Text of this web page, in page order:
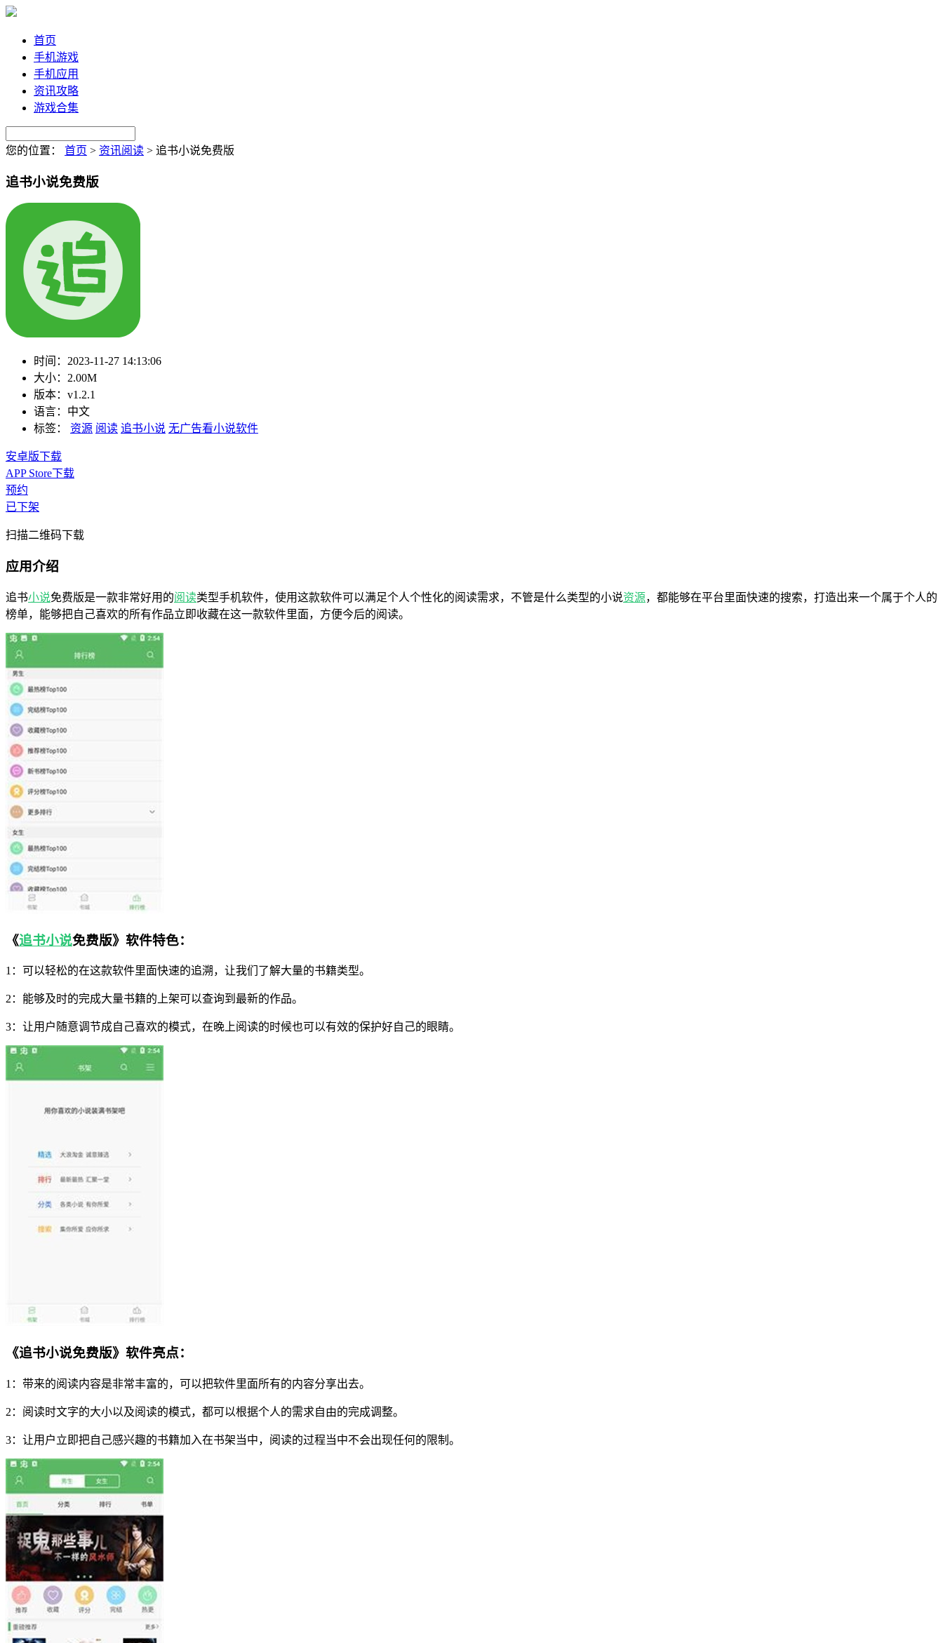
首页
手机游戏
手机应用
资讯攻略
游戏合集
您的位置： 首页 > 资讯阅读 > 追书小说免费版
追书小说免费版
时间： 2023-11-27 14:13:06
大小： 2.00M
版本： v1.2.1
语言： 中文
标签：
资源 阅读 追书小说 无广告看小说软件
安卓版下载
APP Store下载
预约
已下架
扫描二维码下载
应用介绍
追书小说免费版是一款非常好用的阅读类型手机软件，使用这款软件可以满足个人个性化的阅读需求，不管是什么类型的小说资源，都能够在平台里面快速的搜索，打造出来一个属于个人的
榜单，能够把自己喜欢的所有作品立即收藏在这一款软件里面，方便今后的阅读。
《追书小说免费版》软件特色：
1：可以轻松的在这款软件里面快速的追溯，让我们了解大量的书籍类型。
2：能够及时的完成大量书籍的上架可以查询到最新的作品。
3：让用户随意调节成自己喜欢的模式，在晚上阅读的时候也可以有效的保护好自己的眼睛。
《追书小说免费版》软件亮点：
1：带来的阅读内容是非常丰富的，可以把软件里面所有的内容分享出去。
2：阅读时文字的大小以及阅读的模式，都可以根据个人的需求自由的完成调整。
3：让用户立即把自己感兴趣的书籍加入在书架当中，阅读的过程当中不会出现任何的限制。